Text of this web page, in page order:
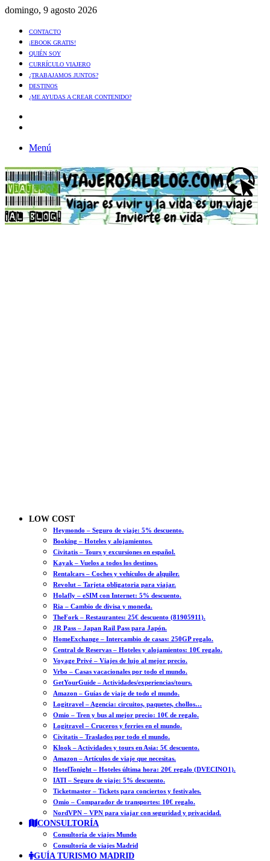
domingo, 9 agosto 2026
CONTACTO
¡EBOOK GRATIS!
QUIÉN SOY
CURRÍCULO VIAJERO
¿TRABAJAMOS JUNTOS?
DESTINOS
¿ME AYUDAS A CREAR CONTENIDO?
Menú
LOW COST
Heymondo – Seguro de viaje: 5% descuento.
Booking – Hoteles y alojamientos.
Civitatis – Tours y excursiones en español.
Kayak – Vuelos a todos los destinos.
Rentalcars – Coches y vehículos de alquiler.
Revolut – Tarjeta obligatoria para viajar.
Holafly – eSIM con Internet: 5% descuento.
Ria – Cambio de divisa y moneda.
TheFork – Restaurantes: 25€ descuento (81905911).
JR Pass – Japan Rail Pass para Japón.
HomeExchange – Intercambio de casas: 250GP regalo.
Central de Reservas – Hoteles y alojamientos: 10€ regalo.
Voyage Privé – Viajes de lujo al mejor precio.
Vrbo – Casas vacacionales por todo el mundo.
GetYourGuide – Actividades/experiencias/tours.
Amazon – Guías de viaje de todo el mundo.
Logitravel – Agencia: circuitos, paquetes, chollos…
Omio – Tren y bus al mejor precio: 10€ de regalo.
Logitravel – Cruceros y ferries en el mundo.
Civitatis – Traslados por todo el mundo.
Klook – Actividades y tours en Asia: 5€ descuento.
Amazon – Artículos de viaje que necesitas.
HotelTonight – Hoteles última hora: 20€ regalo (DVECINO1).
IATI – Seguro de viaje: 5% descuento.
Ticketmaster – Tickets para conciertos y festivales.
Omio – Comparador de transportes: 10€ regalo.
NordVPN – VPN para viajar con seguridad y privacidad.
CONSULTORÍA
Consultoría de viajes Mundo
Consultoría de viajes Madrid
GUÍA TURISMO MADRID